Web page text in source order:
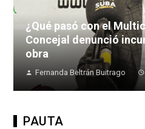
¿Qué pasó con el
Concejal denunció
obra
Fernanda Beltrán Buitrago
PAUTA